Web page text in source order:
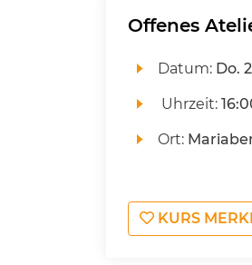
Offenes
Datum: Do.
Uhrzeit:
Ort:
KURS